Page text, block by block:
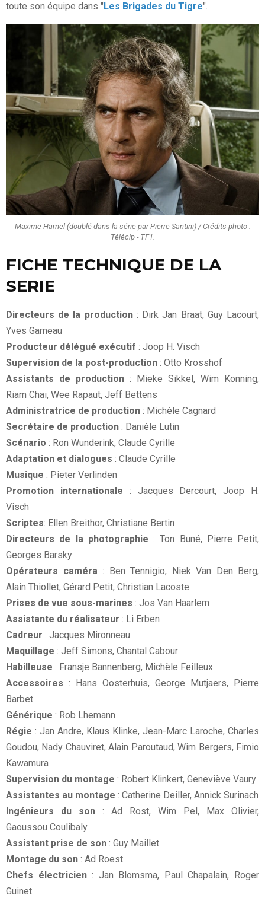
toute son équipe dans "Les Brigades du Tigre".
Maxime Hamel (doublé dans la série par Pierre Santini) / Crédits photo :
Télécip - TF1.
FICHE TECHNIQUE DE LA
SERIE
Directeurs de la production: Dirk Jan Braat, Guy Lacourt,
Yves Garneau
Producteur délégué exécutif : Joop H. Visch
Supervision de la post-production : Otto Krosshof
Assistants de production : Mieke Sikkel, Wim Konning,
Riam Chai, Wee Rapaut, Jeff Bettens
Administratrice de production : Michèle Cagnard
Secrétaire de production : Danièle Lutin
Scénario : Ron Wunderink, Claude Cyrille
Adaptation et dialogues : Claude Cyrille
Musique : Pieter Verlinden
Promotion internationale : Jacques Dercourt, Joop H.
Visch
Scriptes: Ellen Breithor, Christiane Bertin
Directeurs de la photographie : Ton Buné, Pierre Petit,
Georges Barsky
Opérateurs caméra: Ben Tennigio, Niek Van Den Berg,
Alain Thiollet, Gérard Petit, Christian Lacoste
Prises de vue sous-marines : Jos Van Haarlem
Assistante du réalisateur : Li Erben
Cadreur : Jacques Mironneau
Maquillage : Jeff Simons, Chantal Cabour
Habilleuse : Fransje Bannenberg, Michèle Feilleux
Accessoires : Hans Oosterhuis, George Mutjaers, Pierre
Barbet
Générique : Rob Lhemann
Régie : Jan Andre, Klaus Klinke, Jean-Marc Laroche, Charles
Goudou, Nady Chauviret, Alain Paroutaud, Wim Bergers, Fimio
Kawamura
Supervision du montage : Robert Klinkert, Geneviève Vaury
Assistantes au montage : Catherine Deiller, Annick Surinach
Ingénieurs du son : Ad Rost, Wim Pel, Max Olivier,
Gaoussou Coulibaly
Assistant prise de son : Guy Maillet
Montage du son : Ad Roest
Chefs électricien: Jan Blomsma, Paul Chapalain, Roger
Guinet